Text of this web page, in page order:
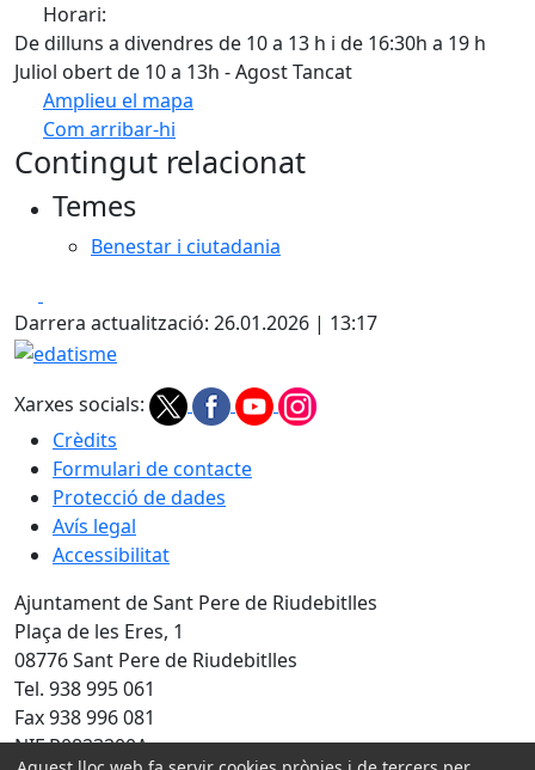
Horari:
De dilluns a divendres de 10 a 13 h i de 16:30h a 19 h
Juliol obert de 10 a 13h - Agost Tancat
Amplieu el mapa
Com arribar-hi
+
Contingut relacionat
Temes
Benestar i ciutadania
Darrera actualització: 26.01.2026 | 13:17
edatisme
Xarxes socials:
Crèdits
Formulari de contacte
Protecció de dades
Avís legal
Accessibilitat
Ajuntament de Sant Pere de Riudebitlles
Plaça de les Eres, 1
08776 Sant Pere de Riudebitlles
Tel. 938 995 061
Fax 938 996 081
NIF P0823200A